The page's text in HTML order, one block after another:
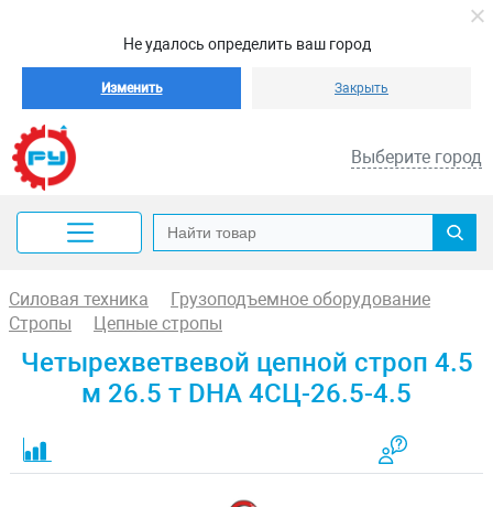
Не удалось определить ваш город
Изменить Закрыть
Выберите город
Силовая техника
Грузоподъемное оборудование
Стропы
Цепные стропы
Четырехветвевой цепной строп 4.5
м 26.5 т DHA 4СЦ-26.5-4.5